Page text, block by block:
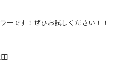
ーです！ぜひお試しください！！